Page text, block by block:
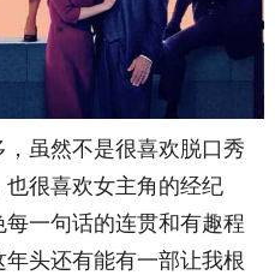
虽然不是很喜欢脱口秀
很喜欢女主角的经纪
一句话的连贯和有趣程
头还有能有一部让我根